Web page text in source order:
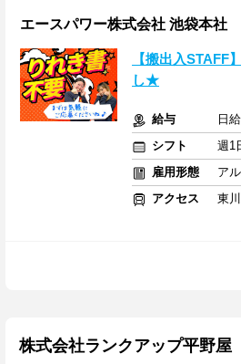
エースパワー株式会社 池袋本社
【搬出入STAFF
し★
給与
日
シフト
週1
雇用形態
ア
アクセス
東
株式会社ランクアップ平野屋